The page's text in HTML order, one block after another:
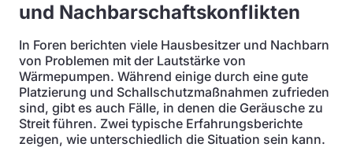
und Nachbarschaftskonflikten
In Foren berichten viele Hausbesitzer und Nachbarn
von Problemen mit der Lautstärke von
Wärmepumpen. Während einige durch eine gute
Platzierung und Schallschutzmaßnahmen zufrieden
sind, gibt es auch Fälle, in denen die Geräusche zu
Streit führen. Zwei typische Erfahrungsberichte
zeigen, wie unterschiedlich die Situation sein kann.